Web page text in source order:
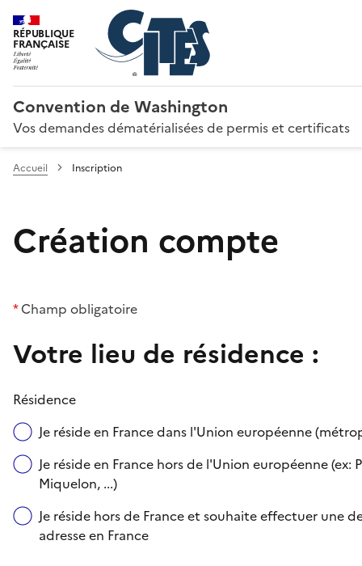
RÉPUBLIQUE
FRANÇAISE
Convention de Washington
Vos demandes dématérialisées de permis et certificats
Accueil Inscription
Création compte
*Champ obligatoire
Votre lieu de résidence :
Résidence
Je réside en France dans l'Union européenne
Je réside en France hors de l'Union européenne
Miquelon, ...)
Je réside hors de France et souhaite effectuer une
adresse en France